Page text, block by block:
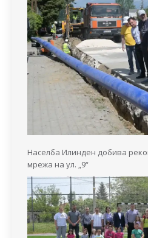
Населба Илинден добива
мрежа на ул. „9“